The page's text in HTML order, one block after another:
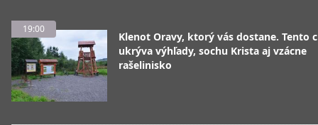
19:00
Klenot Oravy, ktorý vás dostane. Tento
ukrýva výhľady, sochu Krista aj vzácne
rašelinisko